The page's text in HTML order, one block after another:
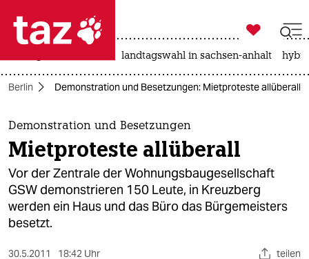
 taz zahl ich
taz zahl ich
themen
politik
öko
gesellschaft
kultur

taz zahl ich
landtagswahl in sachsen-anhalt
Berlin Demonstration und Besetzungen: Mietproteste allüberall
Demonstration und Besetzungen
Mietproteste allüberall
Vor der Zentrale der Wohnungsbaugesellschaft
GSW demonstrieren 150 Leute, in Kreuzberg
werden ein Haus und das Büro das Bürgemeisters
besetzt.
30.5.2011 18:42 Uhr teilen